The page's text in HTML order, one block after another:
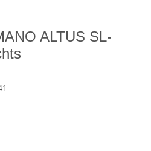
ALTUS SL-